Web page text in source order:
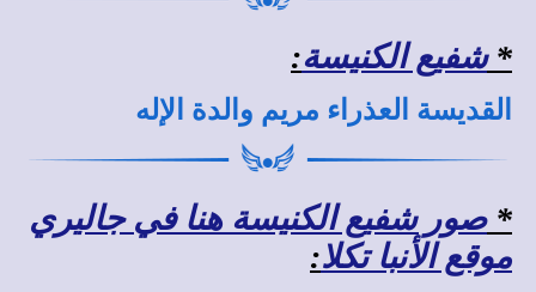
*شفيع الكنيسة:
القديسة العذراء مريم والدة الإله
*صور شفيع الكنيسة هنا في جاليري
موقع الأنبا تكلا: